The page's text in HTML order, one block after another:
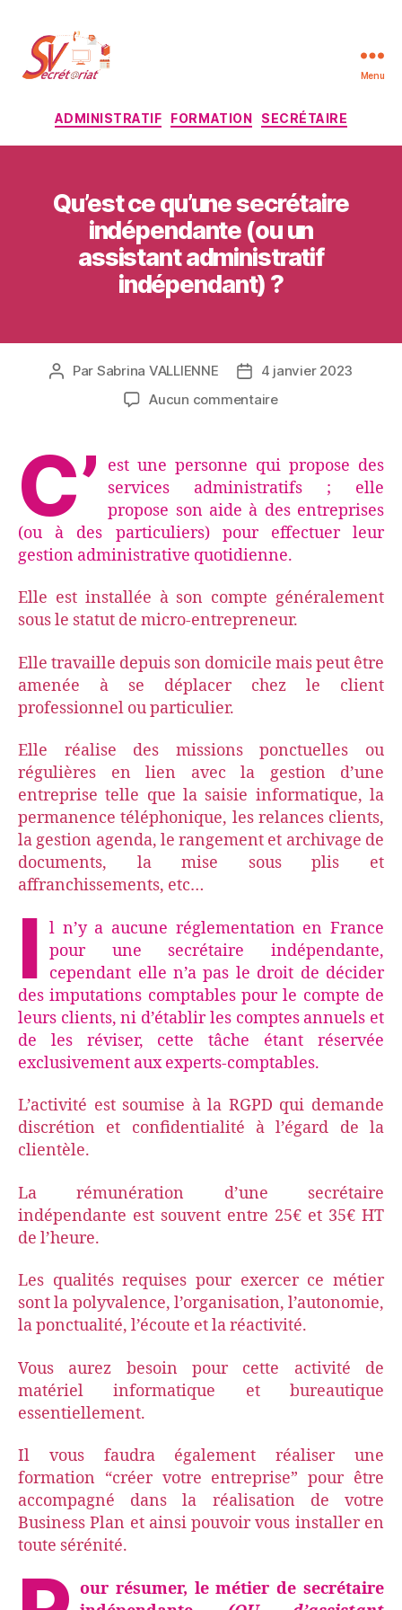
Secrétariat
Menu
Catégories
ADMINISTRATIF FORMATION SECRÉTAIRE
Qu’est ce qu’une secrétaire
indépendante (ou un
assistant administratif
indépendant) ?
Auteur
Par Sabrina VALLIENNE
Date4 janvier 2023
Aucun commentairesur
qu’une
secrétaire
indépendante
(ou
un
assistant
indépendant)
?
C’
est une personne qui propose des
services administratifs ; elle
propose son aide à des entreprises
(ou à des particuliers) pour effectuer leur
gestion administrative quotidienne.
Elle est installée à son compte généralement
sous le statut de micro-entrepreneur.
Elle travaille depuis son domicile mais peut être
amenée à se déplacer chez le client
professionnel ou particulier.
Elle réalise des missions ponctuelles ou
régulières en lien avec la gestion d’une
entreprise telle que la saisie informatique, la
permanence téléphonique, les relances clients,
la gestion agenda, le rangement et archivage de
documents, la mise sous plis et
affranchissements, etc…
I l n’y a aucune réglementation en France
pour une secrétaire indépendante,
cependant elle n’a pas le droit de décider
des imputations comptables pour le compte de
leurs clients, ni d’établir les comptes annuels et
de les réviser, cette tâche étant réservée
exclusivement aux experts-comptables.
L’activité est soumise à la RGPD qui demande
discrétion et confidentialité à l’égard de la
clientèle.
La rémunération d’une secrétaire
indépendante est souvent entre 25€ et 35€ HT
de l’heure.
Les qualités requises pour exercer ce métier
sont la polyvalence, l’organisation, l’autonomie,
la ponctualité, l’écoute et la réactivité.
Vous aurez besoin pour cette activité de
matériel informatique et bureautique
essentiellement.
Il vous faudra également réaliser une
formation “créer votre entreprise” pour être
accompagné dans la réalisation de votre
Business Plan et ainsi pouvoir vous installer en
toute sérénité.
our résumer, le métier de secrétaire